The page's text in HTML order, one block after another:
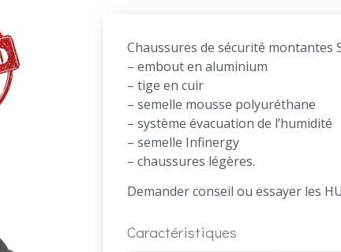
Chaussures de sécurité montantes
– embout en aluminium
– tige en cuir
– semelle mousse polyuréthane
– système évacuation de l’humidité
– semelle Infinergy
– chaussures légères.
Demander conseil ou essayer les
Caractéristiques